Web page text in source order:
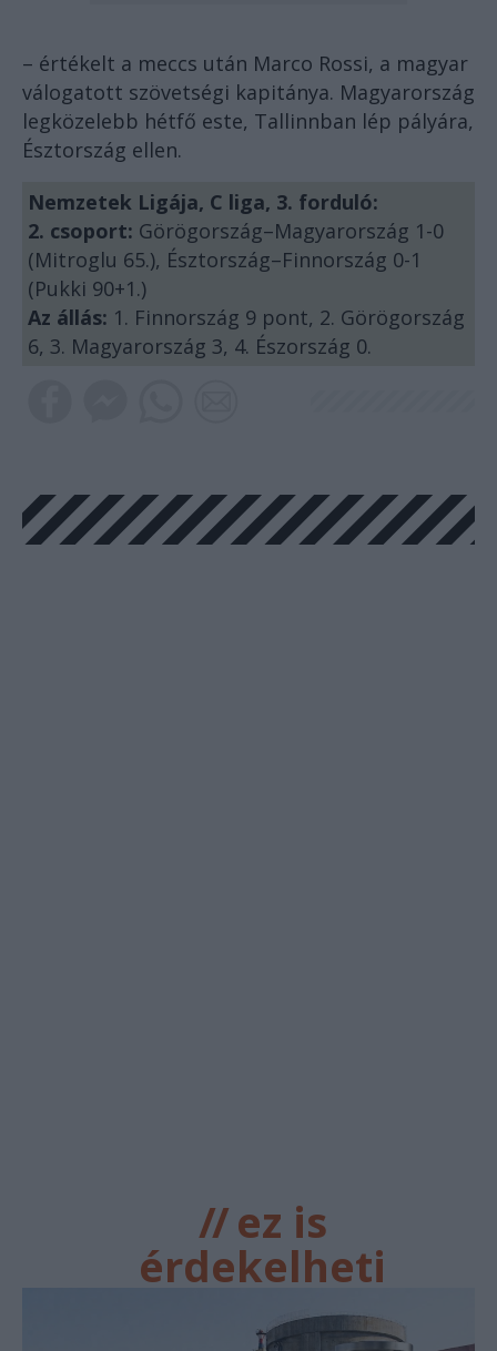
– értékelt a meccs után Marco Rossi, a magyar
válogatott szövetségi kapitánya. Magyarország
legközelebb hétfő este, Tallinnban lép pályára,
Észtország ellen.
Nemzetek Ligája, C liga, 3. forduló:
2. csoport: Görögország–Magyarország 1-0
(Mitroglu 65.), Észtország–Finnország 0-1
(Pukki 90+1.)
Az állás: 1. Finnország 9 pont, 2. Görögország
6, 3. Magyarország 3, 4. Észország 0.
//ez is
érdekelheti